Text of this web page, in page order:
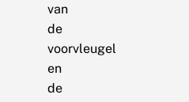
van
de
voorvleugel
en
de